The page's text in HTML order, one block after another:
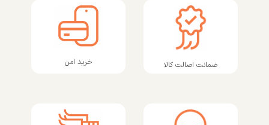
ضمانت اصالت کالا خرید امن